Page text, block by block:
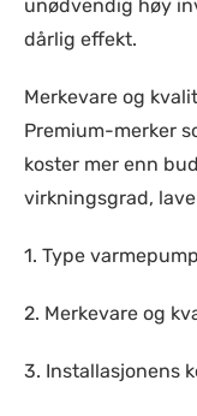
unødvendig høy
dårlig effekt.
Merkevare og
Premium-merker
koster mer enn
virkningsgrad,
1. Type
2. Merkevare og
3. Installasjonens